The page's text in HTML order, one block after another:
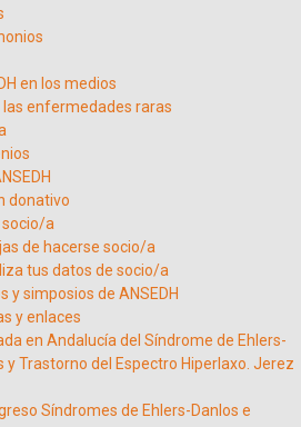
en los medios
las enfermedades raras
donativo
socio/a
de hacerse socio/a
tus datos de socio/a
y simposios de ANSEDH
y enlaces
en Andalucía del Síndrome de Ehlers-
y Trastorno del Espectro Hiperlaxo. Jerez
Síndromes de Ehlers-Danlos e